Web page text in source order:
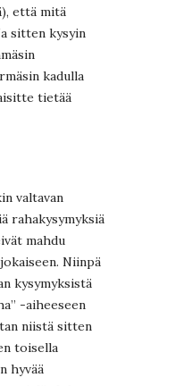
että mitä
sitten kysyin
kadulla
tietää
valtavan
rahakysymyksiä
mahdu
Niinpä
kysymyksistä
-aiheeseen
niistä sitten
toisella
hyvää